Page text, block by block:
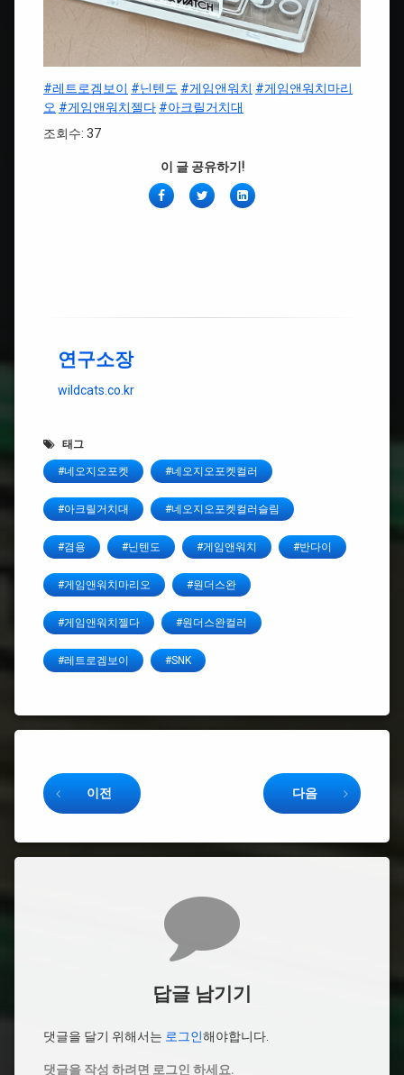
#레트로겜보이 #닌텐도 #게임앤워치 #게임앤워치마리
오 #게임앤워치젤다 #아크릴거치대
조회수: 37
이 글 공유하기!
페
이
Twitter링
크
연구소장
wildcats.co.kr
태그
#네오지오포켓 #네오지오포켓컬러
#아크릴거치대 #네오지오포켓컬러슬림
#겸용 #닌텐도 #게임앤워치 #반다이
#게임앤워치마리오 #원더스완
#게임앤워치젤다 #원더스완컬러
#레트로겜보이 #SNK
이전 다음
답글 남기기
댓글을 달기 위해서는 로그인해야합니다.
댓글을 작성 하려면 로그인 하세요.